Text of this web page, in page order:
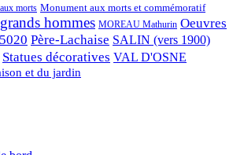
morts Monument aux morts et commémoratif
hommes MOREAU Mathurin Oeuvres
Père-Lachaise SALIN (vers 1900)
Statues décoratives VAL D'OSNE
et du jardin